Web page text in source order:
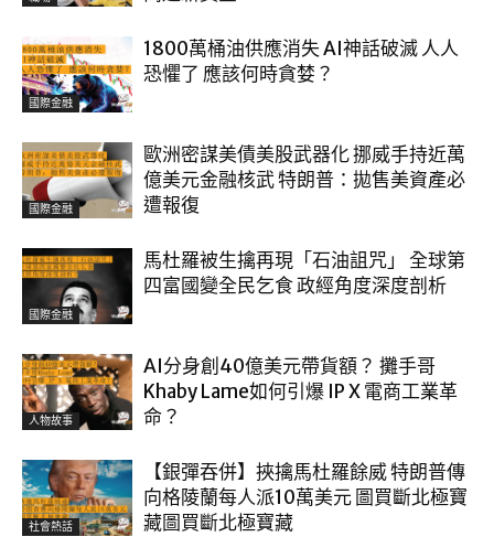
國際金融
1800萬桶油供應消失 AI神話破滅 人人
恐懼了 應該何時貪婪？
國際金融
歐洲密謀美債美股武器化 挪威手持近萬
億美元金融核武 特朗普：拋售美資產必
遭報復
國際金融
馬杜羅被生擒再現「石油詛咒」 全球第
四富國變全民乞食 政經角度深度剖析
人物故事
AI分身創40億美元帶貨額？ 攤手哥
Khaby Lame如何引爆 IP X 電商工業革
命？
社會熱話
【銀彈吞併】挾擒馬杜羅餘威 特朗普傳
向格陵蘭每人派10萬美元 圖買斷北極寶
藏圖買斷北極寶藏